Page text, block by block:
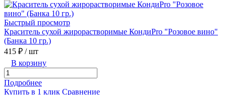
Быстрый просмотр
Краситель сухой жирорастворимые КондиPro "Розовое вино"
(Банка 10 гр.)
415 ₽ / шт
В корзину
Подробнее
Купить в 1 клик Сравнение